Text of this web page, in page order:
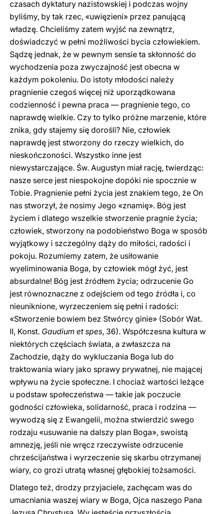
czasach dyktatury nazistowskiej i podczas wojny
byliśmy, by tak rzec, «uwięzieni» przez panującą
władzę. Chcieliśmy zatem wyjść na zewnątrz,
doświadczyć w pełni możliwości bycia człowiekiem.
Sądzę jednak, że w pewnym sensie ta skłonność do
wychodzenia poza zwyczajność jest obecna w
każdym pokoleniu. Do istoty młodości należy
pragnienie czegoś więcej niż uporządkowana
codzienność i pewna praca — pragnienie tego, co
naprawdę wielkie. Czy to tylko próżne marzenie, które
znika, gdy stajemy się dorośli? Nie, człowiek
naprawdę jest stworzony do rzeczy wielkich, do
nieskończoności. Wszystko inne jest
niewystarczające. Św. Augustyn miał rację, twierdząc:
nasze serce jest niespokojne dopóki nie spocznie w
Tobie. Pragnienie pełni życia jest znakiem tego, że On
nas stworzył, że nosimy Jego «znamię». Bóg jest
życiem i dlatego wszelkie stworzenie pragnie życia;
człowiek, stworzony na podobieństwo Boga w sposób
wyjątkowy i szczególny dąży do miłości, radości i
pokoju. Rozumiemy zatem, że usiłowanie
wyeliminowania Boga, by człowiek mógł żyć, jest
absurdalne! Bóg jest źródłem życia; odrzucenie Go
jest równoznaczne z odejściem od tego źródła i, co
nieuniknione, wyrzeczeniem się pełni i radości:
«Stworzenie bowiem bez Stwórcy ginie» (Sobór Wat.
II, Konst. Gaudium et spes, 36). Współczesna kultura w
niektórych częściach świata, a zwłaszcza na
Zachodzie, dąży do wykluczania Boga lub do
traktowania wiary jako sprawy prywatnej, nie mającej
wpływu na życie społeczne. I chociaż wartości leżące
u podstaw społeczeństwa — takie jak poczucie
godności człowieka, solidarność, praca i rodzina —
wywodzą się z Ewangelii, można stwierdzić swego
rodzaju «usuwanie na dalszy plan Boga», swoistą
amnezję, jeśli nie wręcz rzeczywiste odrzucenie
chrześcijaństwa i wyrzeczenie się skarbu otrzymanej
wiary, co grozi utratą własnej głębokiej tożsamości.
Dlatego też, drodzy przyjaciele, zachęcam was do
umacniania waszej wiary w Boga, Ojca naszego Pana